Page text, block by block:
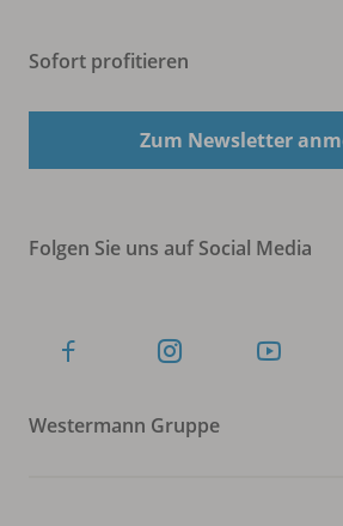
Sofort profitieren
Zum Newsletter
Folgen Sie uns auf Social Media
Westermann Gruppe